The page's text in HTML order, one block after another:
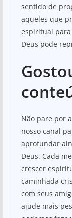
sentido de
aqueles que
espiritual para
Deus pode
Não pare por
nosso canal
aprofundar
Deus. Cada
crescer
caminhada
com seus
ajude mais